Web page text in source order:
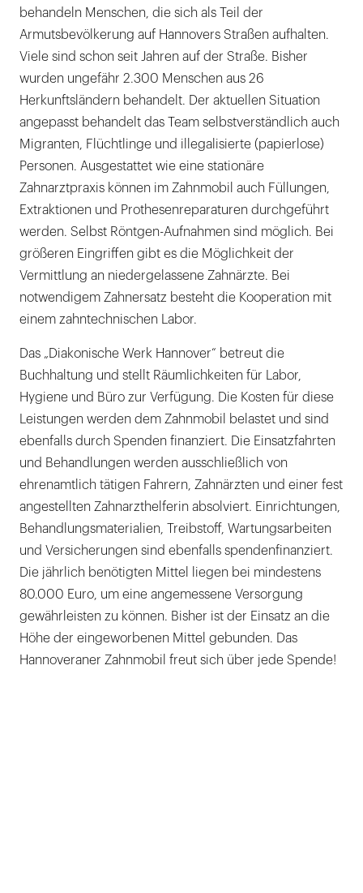
behandeln Menschen, die sich als Teil der
Armutsbevölkerung auf Hannovers Straßen aufhalten.
Viele sind schon seit Jahren auf der Straße. Bisher
wurden ungefähr 2.300 Menschen aus 26
Herkunftsländern behandelt. Der aktuellen Situation
angepasst behandelt das Team selbstverständlich auch
Migranten, Flüchtlinge und illegalisierte (papierlose)
Personen. Ausgestattet wie eine stationäre
Zahnarztpraxis können im Zahnmobil auch Füllungen,
Extraktionen und Prothesenreparaturen durchgeführt
werden. Selbst Röntgen-Aufnahmen sind möglich. Bei
größeren Eingriffen gibt es die Möglichkeit der
Vermittlung an niedergelassene Zahnärzte. Bei
notwendigem Zahnersatz besteht die Kooperation mit
einem zahntechnischen Labor.
Das „Diakonische Werk Hannover“ betreut die
Buchhaltung und stellt Räumlichkeiten für Labor,
Hygiene und Büro zur Verfügung. Die Kosten für diese
Leistungen werden dem Zahnmobil belastet und sind
ebenfalls durch Spenden finanziert. Die Einsatzfahrten
und Behandlungen werden ausschließlich von
ehrenamtlich tätigen Fahrern, Zahnärzten und einer fest
angestellten Zahnarzthelferin absolviert. Einrichtungen,
Behandlungsmaterialien, Treibstoff, Wartungsarbeiten
und Versicherungen sind ebenfalls spendenfinanziert.
Die jährlich benötigten Mittel liegen bei mindestens
80.000 Euro, um eine angemessene Versorgung
gewährleisten zu können. Bisher ist der Einsatz an die
Höhe der eingeworbenen Mittel gebunden. Das
Hannoveraner Zahnmobil freut sich über jede Spende!